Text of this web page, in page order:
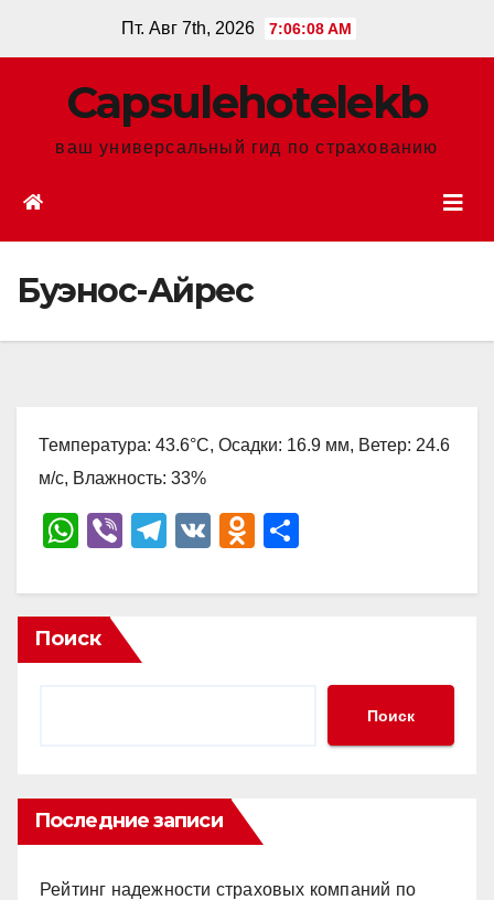
Пт. Авг 7th, 2026 7:06:10 AM
Сapsulehotelekb
ваш универсальный гид по страхованию
Буэнос-Айрес
Температура: 43.6°C, Осадки: 16.9 мм, Ветер: 24.6
м/с, Влажность: 33%
W
at
s
A
Vi
er
T
e
V
O
n
р
ть
Поиск
Поиск
Последние записи
Рейтинг надежности страховых компаний по